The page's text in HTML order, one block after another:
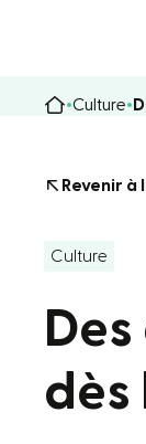
Culture
Revenir
Culture
dès